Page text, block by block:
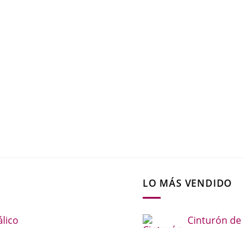
LO MÁS VENDIDO
Cinturón